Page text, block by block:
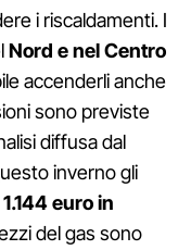
i riscaldamenti. I
Nord e nel Centro
accenderli anche
sono previste
diffusa dal
inverno gli
1.144 euro in
del gas sono